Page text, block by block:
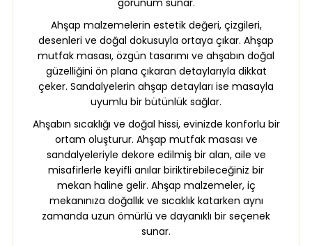
görünüm sunar.
Ahşap malzemelerin estetik değeri, çizgileri,
desenleri ve doğal dokusuyla ortaya çıkar. Ahşap
mutfak masası, özgün tasarımı ve ahşabın doğal
güzelliğini ön plana çıkaran detaylarıyla dikkat
çeker. Sandalyelerin ahşap detayları ise masayla
uyumlu bir bütünlük sağlar.
Ahşabın sıcaklığı ve doğal hissi, evinizde konforlu bir
ortam oluşturur. Ahşap mutfak masası ve
sandalyeleriyle dekore edilmiş bir alan, aile ve
misafirlerle keyifli anılar biriktirebileceğiniz bir
mekan haline gelir. Ahşap malzemeler, iç
mekanınıza doğallık ve sıcaklık katarken aynı
zamanda uzun ömürlü ve dayanıklı bir seçenek
sunar.